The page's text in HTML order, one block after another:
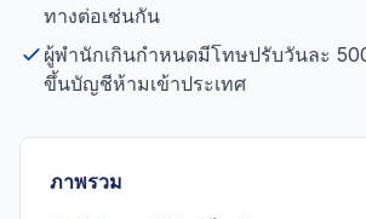
ทางต่อเช่นกัน
ผู้พำนักเกินกำหนดมีโทษปรับวันละ
ขึ้นบัญชีห้ามเข้าประเทศ
ภาพรวม